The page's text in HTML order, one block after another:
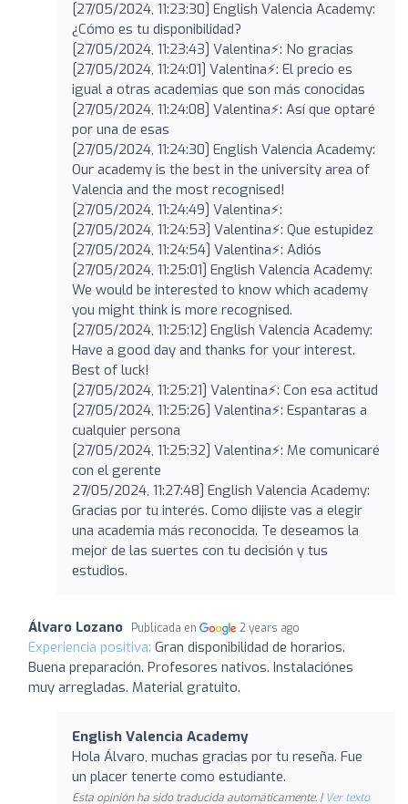
[27/05/2024, 11:23:30] English Valencia Academy:
¿Cómo es tu disponibilidad?
[27/05/2024, 11:23:43] Valentina⚡️: No gracias
[27/05/2024, 11:24:01] Valentina⚡️: El precio es
igual a otras academias que son más conocidas
[27/05/2024, 11:24:08] Valentina⚡️: Así que optaré
por una de esas
[27/05/2024, 11:24:30] English Valencia Academy:
Our academy is the best in the university area of
Valencia and the most recognised!
[27/05/2024, 11:24:49] Valentina⚡️:
[27/05/2024, 11:24:53] Valentina⚡️: Que estupidez
[27/05/2024, 11:24:54] Valentina⚡️: Adiós
[27/05/2024, 11:25:01] English Valencia Academy:
We would be interested to know which academy
you might think is more recognised.
[27/05/2024, 11:25:12] English Valencia Academy:
Have a good day and thanks for your interest.
Best of luck!
[27/05/2024, 11:25:21] Valentina⚡️: Con esa actitud
[27/05/2024, 11:25:26] Valentina⚡️: Espantaras a
cualquier persona
[27/05/2024, 11:25:32] Valentina⚡️: Me comunicaré
con el gerente
27/05/2024, 11:27:48] English Valencia Academy:
Gracias por tu interés. Como dijiste vas a elegir
una academia más reconocida. Te deseamos la
mejor de las suertes con tu decisión y tus
estudios.
Álvaro Lozano Publicada en 2 years ago
Experiencia positiva: Gran disponibilidad de horarios.
Buena preparación. Profesores nativos. Instalaciónes
muy arregladas. Material gratuito.
English Valencia Academy
Hola Álvaro, muchas gracias por tu reseña. Fue
un placer tenerte como estudiante.
Esta opinión ha sido traducida automáticamente. | Ver texto